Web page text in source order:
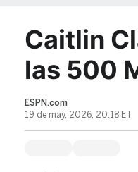
Caitlin
las 500
ESPN.com
19 de may, 2026, 20:18 ET